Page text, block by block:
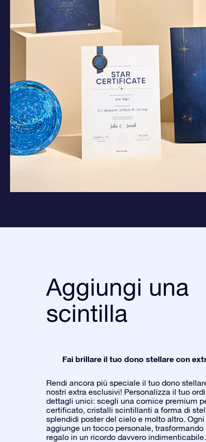
Aggiungi una
scintilla
Fai brillare il tuo dono stellare con
Rendi ancora più speciale il tuo dono
nostri extra esclusivi! Personalizza il tuo
dettagli unici: scegli una cornice premium
certificato, cristalli scintillanti a forma di
splendidi poster del cielo e molto altro. Ogni
aggiunge un tocco personale, trasformando
regalo in un ricordo davvero indimenticabile.